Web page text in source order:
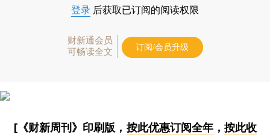
登录 后获取已订阅的阅读权限
财新通会员
可畅读全文
订阅/会员升级
[《财新周刊》印刷版， 按此优惠订阅全年， 按此收